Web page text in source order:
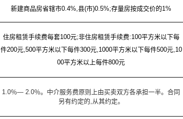
新建商品房省辖市0.4%,县(市)0.5%;存量房按成交价的1%
住房租赁手续费每套100元;非住房租赁手续费:100平方米以下每
件200元,500平方米以下每件300元,1000平方米以下每件500元,10
00平方米以上每件800元
1.0％— 2.0％。中介服务费原则上由买卖双方各承担一半。合同
另有约定的,从其约定。